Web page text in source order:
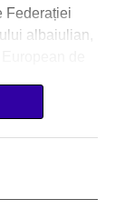
Federației
albaiulian,